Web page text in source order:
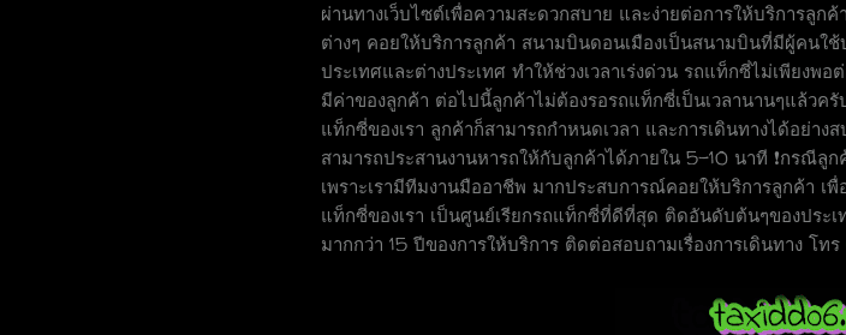
ผ่านทางเว็บไซต์เพื่อความสะดวกสบาย และง่ายต่อการให้บริการลูกค้า
ต่างๆ คอยให้บริการลูกค้า สนามบินดอนเมืองเป็นสนามบินที่มีผู้คนใ
ประเทศและต่างประเทศ ทำให้ช่วงเวลาเร่งด่วน รถแท็กซี่ไม่เพียงพอ
มีค่าของลูกค้า ต่อไปนี้ลูกค้าไม่ต้องรอรถแท็กซี่เป็นเวลานานๆแล้วค
แท็กซี่ของเรา ลูกค้าก็สามารถกำหนดเวลา และการเดินทางได้อย่าง
สามารถประสานงานหารถให้กับลูกค้าได้ภายใน 5-10 นาที ❗กรณีลู
เพราะเรามีทีมงานมืออาชีพ มากประสบการณ์คอยให้บริการลูกค้า เพื่
แท็กซี่ของเรา เป็นศูนย์เรียกรถแท็กซี่ที่ดีที่สุด ติดอันดับต้นๆของประ
มากกว่า 15 ปีของการให้บริการ ติดต่อสอบถามเรื่องการเดินทาง โทร